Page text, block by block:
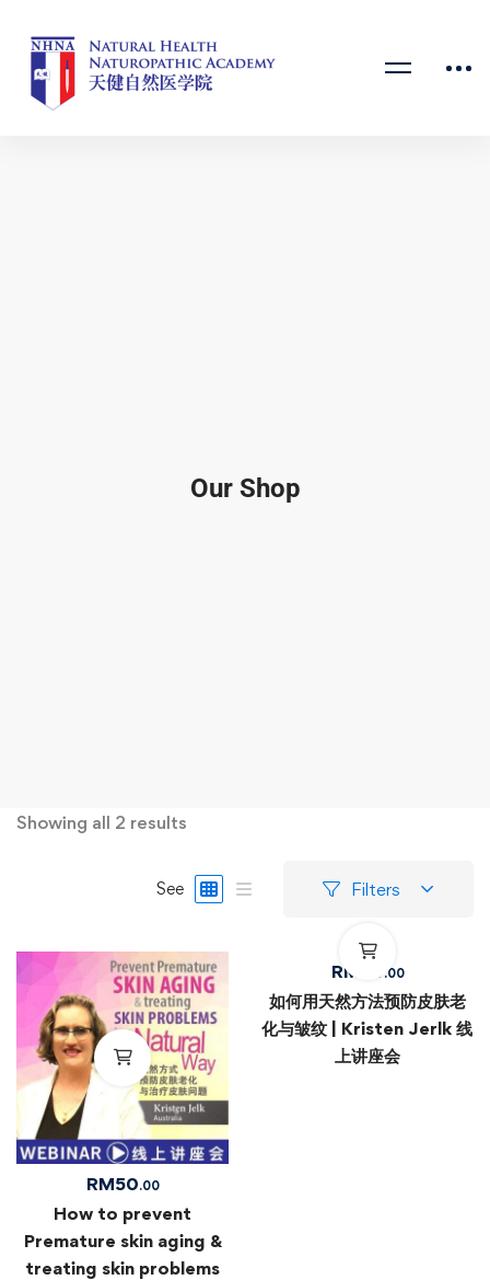
Our Shop
Showing all 2 results
See Filters
RM50.00
How to prevent
Premature skin aging &
treating skin problems
RM 50 .00
如何用天然方法预防皮肤老
化与皱纹 | Kristen Jerlk 线
上讲座会